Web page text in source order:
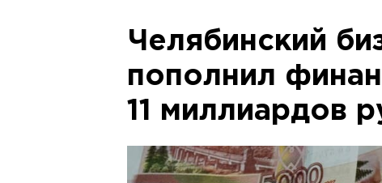
Челябинский
пополнил
11 миллиардов